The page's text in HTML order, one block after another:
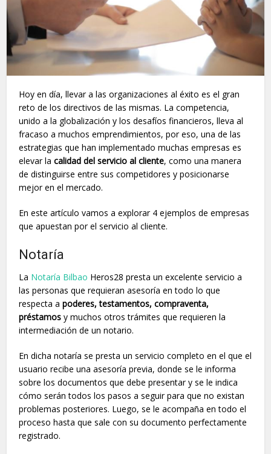
Hoy en día, llevar a las organizaciones al éxito es el gran
reto de los directivos de las mismas. La competencia,
unido a la globalización y los desafíos financieros, lleva al
fracaso a muchos emprendimientos, por eso, una de las
estrategias que han implementado muchas empresas es
elevar lacalidad del servicio al cliente, como una manera
de distinguirse entre sus competidores y posicionarse
mejor en el mercado.
En este artículo vamos a explorar 4 ejemplos de empresas
que apuestan por el servicio al cliente.
Notaría
La Notaría Bilbao Heros28 presta un excelente servicio a
las personas que requieran asesoría en todo lo que
respecta apoderes, testamentos, compraventa,
préstamos y muchos otros trámites que requieren la
intermediación de un notario.
En dicha notaría se presta un servicio completo en el que el
usuario recibe una asesoría previa, donde se le informa
sobre los documentos que debe presentar y se le indica
cómo serán todos los pasos a seguir para que no existan
problemas posteriores. Luego, se le acompaña en todo el
proceso hasta que sale con su documento perfectamente
registrado.